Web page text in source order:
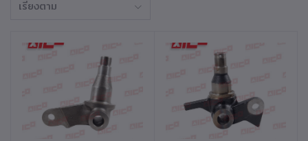
เรียงตาม